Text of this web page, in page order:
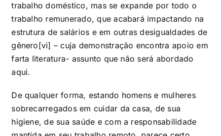
trabalho doméstico, mas se expande por todo o
trabalho remunerado, que acabará impactando na
estrutura de salários e em outras desigualdades de
gênero[vi] – cuja demonstração encontra apoio em
farta literatura- assunto que não será abordado
aqui.
De qualquer forma, estando homens e mulheres
sobrecarregados em cuidar da casa, de sua
higiene, de sua saúde e com a responsabilidade